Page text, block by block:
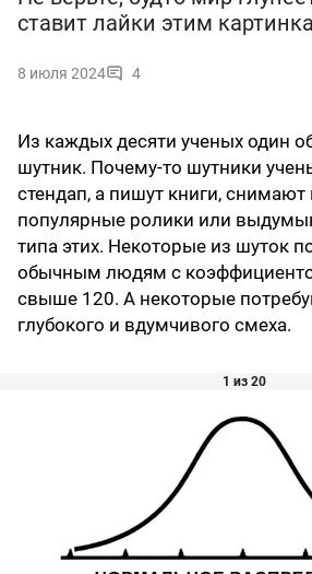
ставит лайки этим
8 июля 2024 4
Из каждых десяти ученых один
шутник. Почему-то шутники
стендап, а пишут книги, снимают
популярные ролики или
типа этих. Некоторые из шуток
обычным людям с
свыше 120. А некоторые
глубокого и вдумчивого смеха.
1 из 20